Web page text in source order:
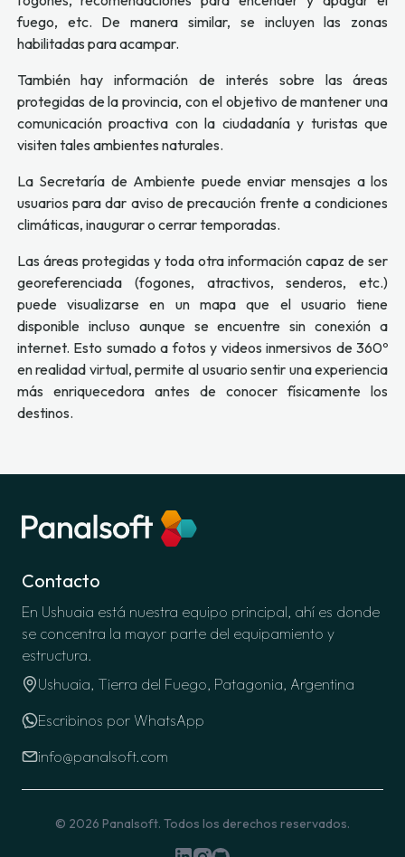
fuego, etc. De manera similar, se incluyen las zonas
habilitadas para acampar.
También hay información de interés sobre las áreas
protegidas de la provincia, con el objetivo de mantener una
comunicación proactiva con la ciudadanía y turistas que
visiten tales ambientes naturales.
La Secretaría de Ambiente puede enviar mensajes a los
usuarios para dar aviso de precaución frente a condiciones
climáticas, inaugurar o cerrar temporadas.
Las áreas protegidas y toda otra información capaz de ser
georeferenciada (fogones, atractivos, senderos, etc.)
puede visualizarse en un mapa que el usuario tiene
disponible incluso aunque se encuentre sin conexión a
internet. Esto sumado a fotos y videos inmersivos de 360º
en realidad virtual, permite al usuario sentir una experiencia
más enriquecedora antes de conocer físicamente los
destinos.
Contacto
En Ushuaia está nuestra equipo principal, ahí es donde
se concentra la mayor parte del equipamiento y
estructura.
Ushuaia, Tierra del Fuego, Patagonia, Argentina
Escribinos por WhatsApp
info@panalsoft.com
© 2026 Panalsoft. Todos los derechos reservados.